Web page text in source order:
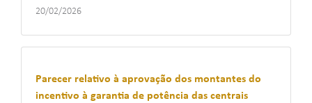
20/02/2026
Parecer relativo à aprovação dos montantes do
incentivo à garantia de potência das centrais